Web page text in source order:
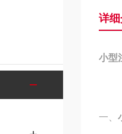
详
小型
一、